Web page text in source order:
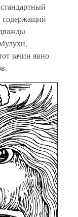
содержащий
зачин явно